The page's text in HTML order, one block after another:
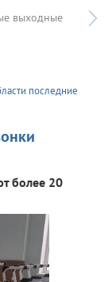
выходные
последние
более 20